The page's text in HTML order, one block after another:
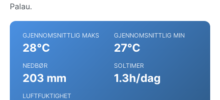
Palau.
GJENNOMSNITTLIG MAKS
28°C
GJENNOMSNITTLIG MIN
27°C
NEDBØR
203 mm
SOLTIMER
1.3h/dag
LUFTFUKTIGHET